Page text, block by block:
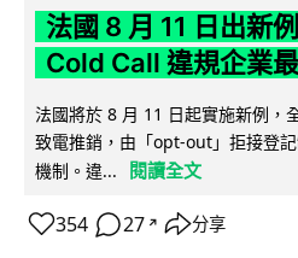
法國 8 月 11 日出新
Cold Call 違規企業
法國將於 8 月 11 日起實施新例，
致電推銷，由「opt-out」拒接登
機制。違...
閱讀全文
354 27 ↗ 分享